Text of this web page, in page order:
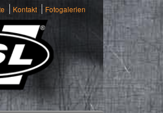
Kontakt Fotogalerien